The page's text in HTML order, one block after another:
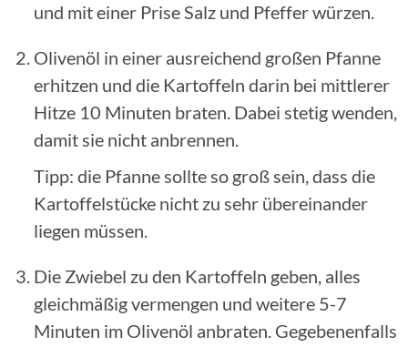
und mit einer Prise Salz und Pfeffer würzen.
Olivenöl in einer ausreichend großen Pfanne
erhitzen und die Kartoffeln darin bei mittlerer
Hitze 10 Minuten braten. Dabei stetig wenden,
damit sie nicht anbrennen.
Tipp: die Pfanne sollte so groß sein, dass die
Kartoffelstücke nicht zu sehr übereinander
liegen müssen.
Die Zwiebel zu den Kartoffeln geben, alles
gleichmäßig vermengen und weitere 5-7
Minuten im Olivenöl anbraten. Gegebenenfalls